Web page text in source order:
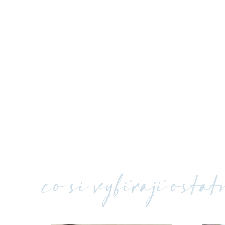
co si vybírají